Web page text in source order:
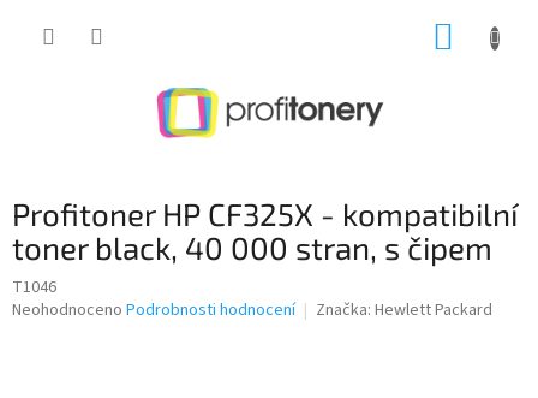
Profitoner HP CF325X - kompatibilní
toner black, 40 000 stran, s čipem
T1046
Průměrné
Neohodnoceno Podrobnosti hodnocení Značka: Hewlett Packard